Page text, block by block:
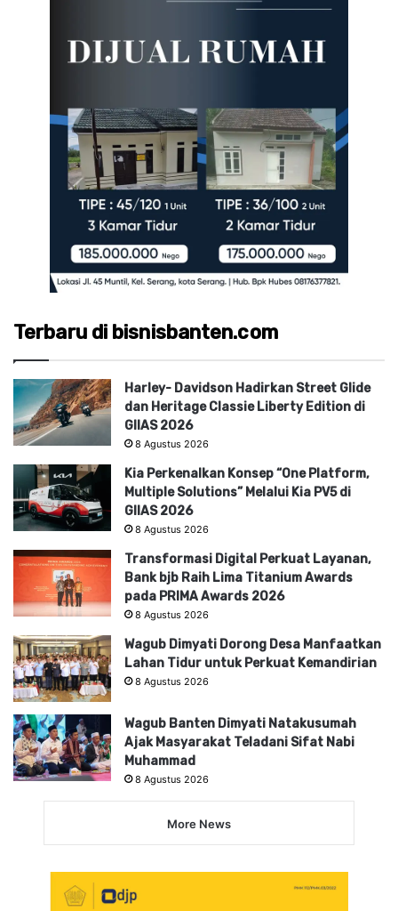
Terbaru di bisnisbanten.com
Harley- Davidson Hadirkan Street Glide
dan Heritage Classie Liberty Edition di
GIIAS 2026
8 Agustus 2026
Kia Perkenalkan Konsep “One Platform,
Multiple Solutions” Melalui Kia PV5 di
GIIAS 2026
8 Agustus 2026
Transformasi Digital Perkuat Layanan,
Bank bjb Raih Lima Titanium Awards
pada PRIMA Awards 2026
8 Agustus 2026
Wagub Dimyati Dorong Desa Manfaatkan
Lahan Tidur untuk Perkuat Kemandirian
8 Agustus 2026
Wagub Banten Dimyati Natakusumah
Ajak Masyarakat Teladani Sifat Nabi
Muhammad
8 Agustus 2026
More News